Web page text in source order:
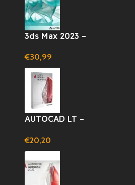
3ds Max 2023 –
LICENZA 1 ANNO
(WINDOWS)
€30,99
AUTOCAD LT –
€20,20